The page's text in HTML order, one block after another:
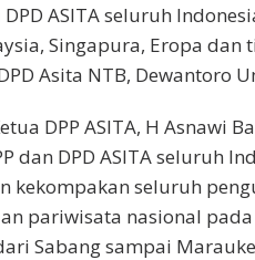
ASITA seluruh
Singapura, Eropa
Asita NTB, Dewantoro
DPP ASITA, H Asnawi
dan DPD ASITA seluruh
kekompakan seluruh
pariwisata nasional
Sabang sampai